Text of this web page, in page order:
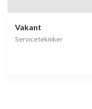
Vakant
Servicetekniker